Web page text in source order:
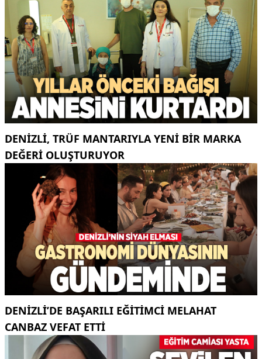
DENIZLI, TRÜF MANTARIYLA YENI BIR MARKA
DEĞERI OLUŞTURUYOR
DENIZLI’DE BAŞARILI EĞITIMCI MELAHAT
CANBAZ VEFAT ETTI